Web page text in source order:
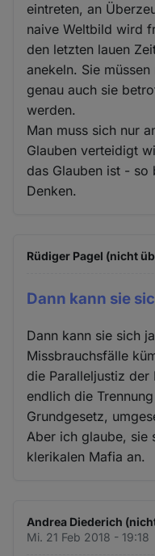
eintreten, an
naive Weltbild wird
den letzten lauen
anekeln. Sie
genau auch sie
werden.
Man muss sich nur
Glauben verteidigt
das Glauben ist -
Denken.
Rüdiger Pagel (nicht
Dann kann sie
Dann kann sie sich
Missbrauchsfälle
die Paralleljustiz
endlich die
Grundgesetz,
Aber ich glaube, sie
klerikalen Mafia an.
Andrea Diederich
Mi. 21 Feb 2018 - 19:18